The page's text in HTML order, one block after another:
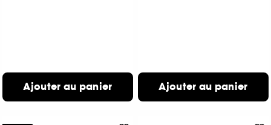
Ajouter au panier Ajouter au panier